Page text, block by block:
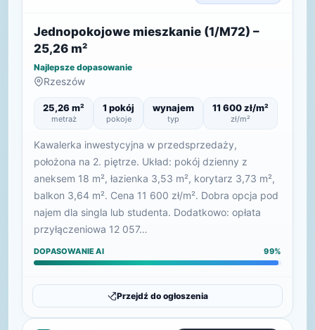
Jednopokojowe mieszkanie (1/M72) –
25,26 m²
Najlepsze dopasowanie
Rzeszów
25,26 m²
metraż
1 pokój
pokoje
wynajem
typ
11 600 zł/m²
zł/m²
Kawalerka inwestycyjna w przedsprzedaży,
położona na 2. piętrze. Układ: pokój dzienny z
aneksem 18 m², łazienka 3,53 m², korytarz 3,73 m²,
balkon 3,64 m². Cena 11 600 zł/m². Dobra opcja pod
najem dla singla lub studenta. Dodatkowo: opłata
przyłączeniowa 12 057…
DOPASOWANIE AI 99%
Przejdź do ogłoszenia